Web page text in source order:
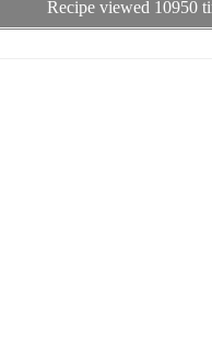
Recipe viewed 10950